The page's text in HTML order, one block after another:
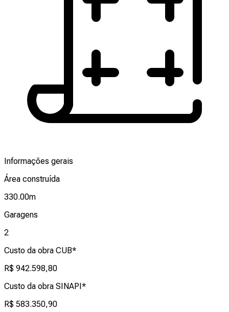
Informações gerais
Área construída
330.00m
Garagens
2
Custo da obra CUB*
R$ 942.598,80
Custo da obra SINAPI*
R$ 583.350,90